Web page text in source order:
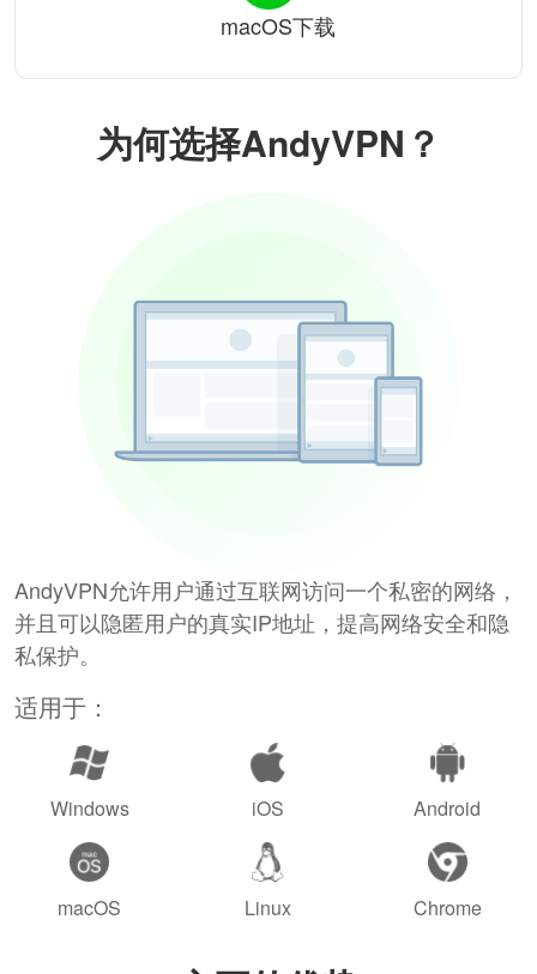
为何选择AndyVPN？
AndyVPN允许用户通过互联网访问一个私密的网络，
并且可以隐匿用户的真实IP地址，提高网络安全和隐
私保护。
适用于：
Windows iOS Android
macOS Linux Chrome
macOS下载